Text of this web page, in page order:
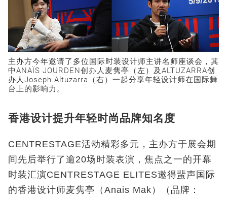
主办方今年邀请了多位国际时装设计师主讲名师座谈会，其
中ANAÏS JOURDEN创办人麦隽亭（左）及ALTUZARRA创
办人Joseph Altuzarra（右）一起分享年轻设计师在国际舞
台上的影响力。
香港设计提升年轻时尚品牌知名度
CENTRESTAGE活动精彩多元，主办方于展会期
间先后举行了逾20场时装表演，焦点之一的开幕
时装汇演CENTRESTAGE ELITES邀得蜚声国际
的香港设计师麦隽亭（Anais Mak）（品牌：